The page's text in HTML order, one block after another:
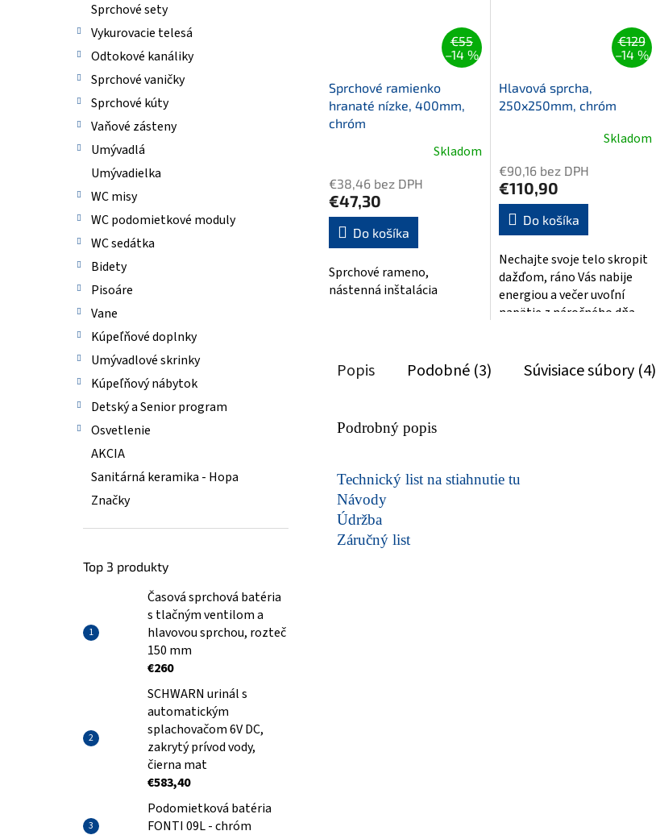
Sprchové sety
Vykurovacie telesá
Odtokové kanáliky
Sprchové vaničky
Sprchové kúty
Vaňové zásteny
Umývadlá
Umývadielka
WC misy
WC podomietkové moduly
WC sedátka
Bidety
Pisoáre
Vane
Kúpeľňové doplnky
Umývadlové skrinky
Kúpeľňový nábytok
Detský a Senior program
Osvetlenie
AKCIA
Sanitárná keramika - Hopa
Značky
Top 3 produkty
Časová sprchová batéria
s tlačným ventilom a
hlavovou sprchou, rozteč
150 mm
€260
SCHWARN urinál s
automatickým
splachovačom 6V DC,
zakrytý prívod vody,
čierna mat
€583,40
Podomietková batéria
FONTI 09L - chróm
€55
–14 %
Sprchové ramienko
hranaté nízke, 400mm,
chróm
Skladom
€38,46 bez DPH
€47,30
Do košíka
Sprchové rameno,
nástenná inštalácia
€129
–14 %
Hlavová sprcha,
250x250mm, chróm
Skladom
€90,16 bez DPH
€110,90
Do košíka
Nechajte svoje telo skropit
dažďom, ráno Vás nabije
energiou a večer uvoľní
napätie z náročného dňa
Popis Podobné (3) Súvisiace súbory (4)
Podrobný popis
Technický list na stiahnutie tu
Návody
Údržba
Záručný list